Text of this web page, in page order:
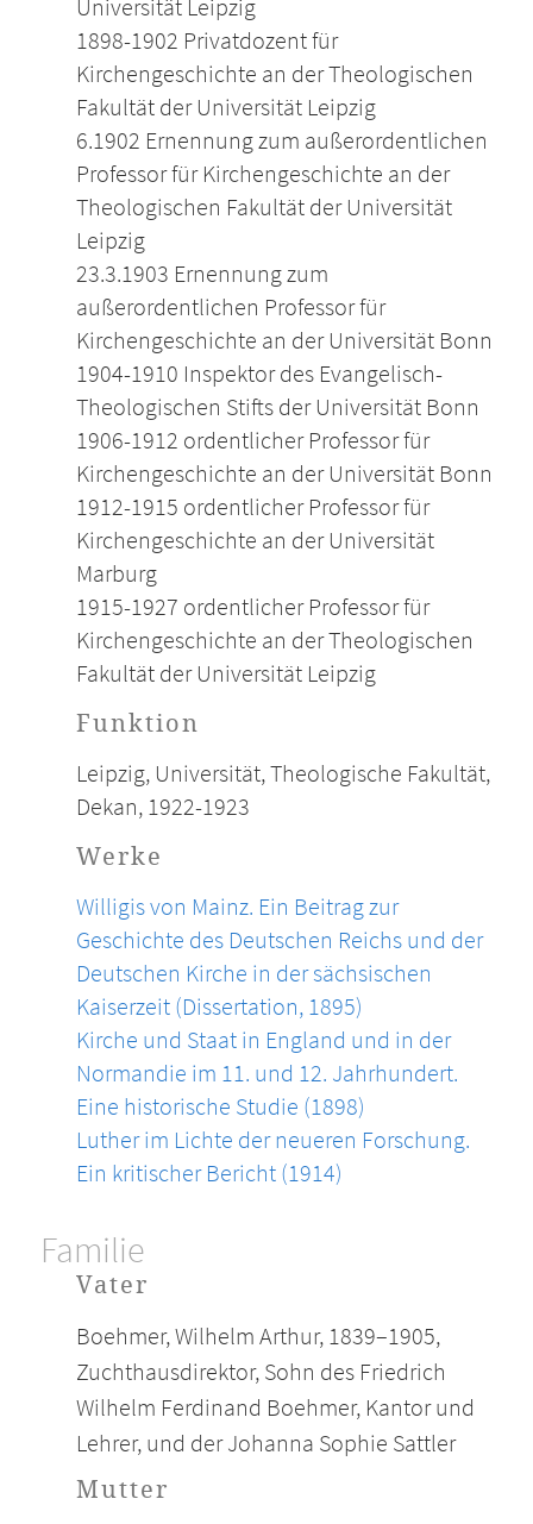
Universität Leipzig
1898-1902 Privatdozent für
Kirchengeschichte an der Theologischen
Fakultät der Universität Leipzig
6.1902 Ernennung zum außerordentlichen
Professor für Kirchengeschichte an der
Theologischen Fakultät der Universität
Leipzig
23.3.1903 Ernennung zum
außerordentlichen Professor für
Kirchengeschichte an der Universität Bonn
1904-1910 Inspektor des Evangelisch-
Theologischen Stifts der Universität Bonn
1906-1912 ordentlicher Professor für
Kirchengeschichte an der Universität Bonn
1912-1915 ordentlicher Professor für
Kirchengeschichte an der Universität
Marburg
1915-1927 ordentlicher Professor für
Kirchengeschichte an der Theologischen
Fakultät der Universität Leipzig
Funktion
Leipzig, Universität, Theologische Fakultät,
Dekan, 1922-1923
Werke
Willigis von Mainz. Ein Beitrag zur
Geschichte des Deutschen Reichs und der
Deutschen Kirche in der sächsischen
Kaiserzeit (Dissertation, 1895)
Kirche und Staat in England und in der
Normandie im 11. und 12. Jahrhundert.
Eine historische Studie (1898)
Luther im Lichte der neueren Forschung.
Ein kritischer Bericht (1914)
Familie
Vater
Boehmer, Wilhelm Arthur, 1839–1905,
Zuchthausdirektor, Sohn des Friedrich
Wilhelm Ferdinand Boehmer, Kantor und
Lehrer, und der Johanna Sophie Sattler
Mutter